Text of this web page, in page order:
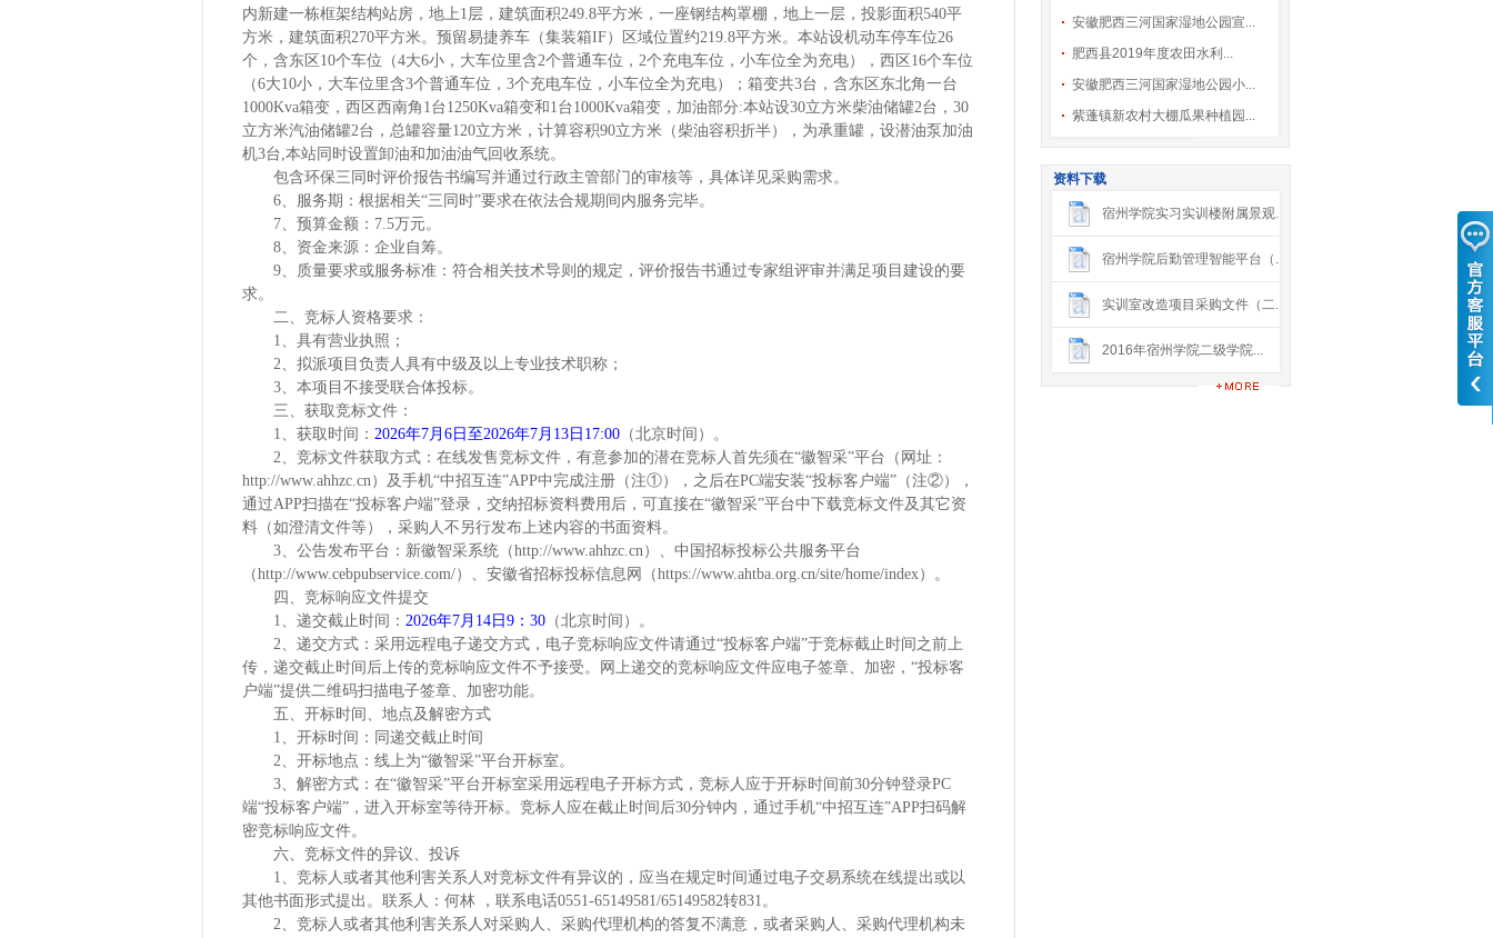
内新建一栋框架结构站房，地上1层，建筑面积249.8平方米，一座钢结构罩棚，地上一层，投影面积540平
方米，建筑面积270平方米。预留易捷养车（集装箱IF）区域位置约219.8平方米。本站设机动车停车位26
个，含东区10个车位（4大6小，大车位里含2个普通车位，2个充电车位，小车位全为充电），西区16个车位
（6大10小，大车位里含3个普通车位，3个充电车位，小车位全为充电）；箱变共3台，含东区东北角一台
1000Kva箱变，西区西南角1台1250Kva箱变和1台1000Kva箱变，加油部分:本站设30立方米柴油储罐2台，30
立方米汽油储罐2台，总罐容量120立方米，计算容积90立方米（柴油容积折半），为承重罐，设潜油泵加油
机3台,本站同时设置卸油和加油油气回收系统。
包含环保三同时评价报告书编写并通过行政主管部门的审核等，具体详见采购需求。
6、服务期：根据相关“三同时”要求在依法合规期间内服务完毕。
7、预算金额：7.5万元。
8、资金来源：企业自筹。
9、质量要求或服务标准：符合相关技术导则的规定，评价报告书通过专家组评审并满足项目建设的要
求。
二、竞标人资格要求：
1、具有营业执照；
2、 拟派项目 负责人具有中级及以上专业技术职称；
3、 本项目不接受联合体投标。
三、获取竞标文件：
1、获取时间： 2026年7月 6 日至2026年7月13 日 17:00 （北京时间）。
2、竞标文件获取方式：在线发售竞标文件，有意参加的潜在竞标人首先须在“徽智采”平台（网址：
http://www.ahhzc.cn）及手机“中招互连”APP中完成注册（注①），之后在PC端安装“投标客户端”（注②），
通过APP扫描在“投标客户端”登录，交纳招标资料费用后，可直接在“徽智采”平台中下载竞标文件及其它资
料（如澄清文件等），采购人不另行发布上述内容的书面资料。
3、公告发布平台：新徽智采系统（http://www.ahhzc.cn）、中国招标投标公共服务平台
（http://www.cebpubservice.com/）、安徽省招标投标信息网（https://www.ahtba.org.cn/site/home/index）。
四、竞标响应文件提交
1、递交截止时间： 2026年7月 14 日 9：30 （北京时间）。
2、递交方式：采用远程电子递交方式，电子竞标响应文件请通过“投标客户端”于竞标截止时间之前上
传，递交截止时间后上传的竞标响应文件不予接受。网上递交的竞标响应文件应电子签章、加密，“投标客
户端”提供二维码扫描电子签章、加密功能。
五、开标时间、地点及解密方式
1、开标时间：同递交截止时间
2、开标地点：线上为“徽智采”平台开标室。
3、解密方式：在“徽智采”平台开标室采用远程电子开标方式，竞标人应于开标时间前30分钟登录PC
端“投标客户端”，进入开标室等待开标。竞标人应在截止时间后30分钟内，通过手机“中招互连”APP扫码解
密竞标响应文件。
六、 竞标文件的异议、投诉
1、竞标人或者其他利害关系人对竞标文件有异议的，应当在规定时间通过电子交易系统在线提出或以
其他书面形式提出。联系人：何林 ，联系电话0551-65149581/65149582转831。
2、竞标人或者其他利害关系人对采购人、采购代理机构的答复不满意，或者采购人、采购代理机构未
安徽肥西三河国家湿地公园宣...
肥西县2019年度农田水利...
安徽肥西三河国家湿地公园小...
紫蓬镇新农村大棚瓜果种植园...
资料下载
宿州学院实习实训楼附属景观...
宿州学院后勤管理智能平台（...
实训室改造项目采购文件（二...
2016年宿州学院二级学院...